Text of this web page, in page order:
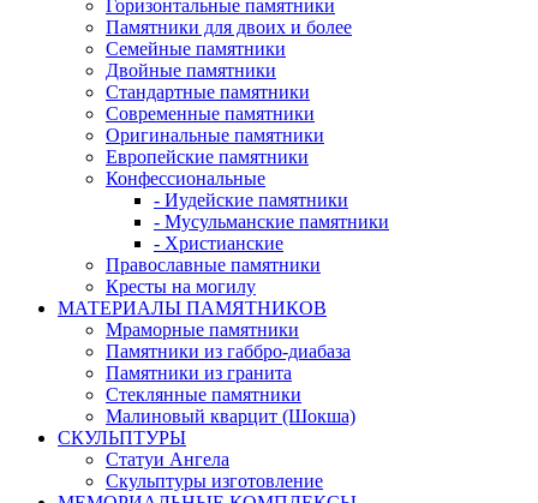
Горизонтальные памятники
Памятники для двоих и более
Семейные памятники
Двойные памятники
Стандартные памятники
Современные памятники
Оригинальные памятники
Европейские памятники
Конфессиональные
- Иудейские памятники
- Мусульманские памятники
- Христианские
Православные памятники
Кресты на могилу
МАТЕРИАЛЫ ПАМЯТНИКОВ
Мраморные памятники
Памятники из габбро-диабаза
Памятники из гранита
Стеклянные памятники
Малиновый кварцит (Шокша)
СКУЛЬПТУРЫ
Статуи Ангела
Скульптуры изготовление